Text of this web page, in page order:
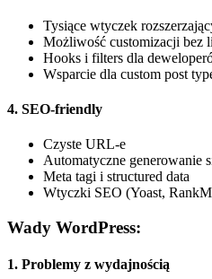
Tysiące wtyczek
Możliwość customizacji bez
Hooks i filters dla
Wsparcie dla custom post
4. SEO-friendly
Czyste URL-e
Automatyczne generowanie
Meta tagi i structured data
Wtyczki SEO (Yoast,
Wady WordPress:
1. Problemy z wydajnością